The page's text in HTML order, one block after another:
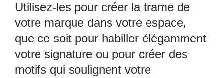
Utilisez-les pour créer la trame de
votre marque dans votre espace,
que ce soit pour habiller élégamment
votre signature ou pour créer des
motifs qui soulignent votre